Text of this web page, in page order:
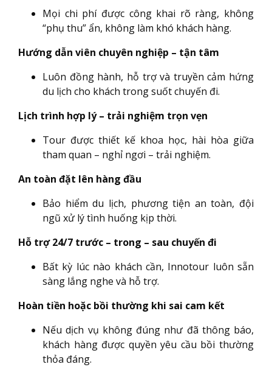
Mọi chi phí được công khai rõ ràng, không
“phụ thu” ẩn, không làm khó khách hàng.
Hướng dẫn viên chuyên nghiệp – tận tâm
Luôn đồng hành, hỗ trợ và truyền cảm hứng
du lịch cho khách trong suốt chuyến đi.
Lịch trình hợp lý – trải nghiệm trọn vẹn
Tour được thiết kế khoa học, hài hòa giữa
tham quan – nghỉ ngơi – trải nghiệm.
An toàn đặt lên hàng đầu
Bảo hiểm du lịch, phương tiện an toàn, đội
ngũ xử lý tình huống kịp thời.
Hỗ trợ 24/7 trước – trong – sau chuyến đi
Bất kỳ lúc nào khách cần, Innotour luôn sẵn
sàng lắng nghe và hỗ trợ.
Hoàn tiền hoặc bồi thường khi sai cam kết
Nếu dịch vụ không đúng như đã thông báo,
khách hàng được quyền yêu cầu bồi thường
thỏa đáng.